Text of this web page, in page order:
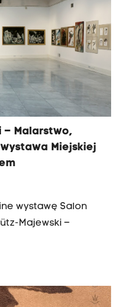
– Malarstwo,
Miejskiej
wystawę Salon